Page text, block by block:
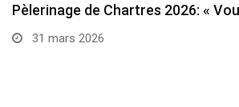
Pèlerinage de Chartres 2026: «
31 mars 2026